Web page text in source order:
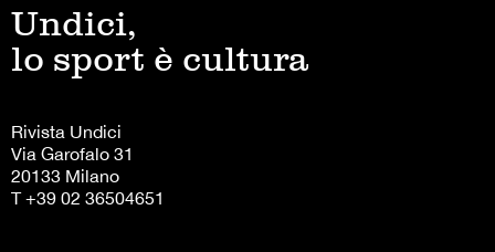
Undici,
lo sport è cultura
Rivista Undici
Via Garofalo 31
20133 Milano
T +39 02 36504651